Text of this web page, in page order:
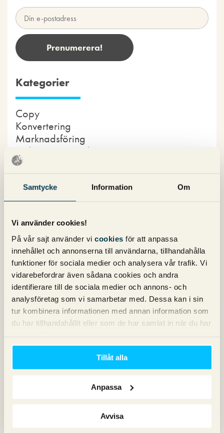
Samtycke Information Om
Vi använder cookies!
På vår sajt använder vi cookies för att anpassa
innehållet och annonserna till användarna, tillhandahålla
funktioner för sociala medier och analysera vår trafik. Vi
vidarebefordrar även sådana cookies och andra
identifierare till de sociala medier och annons- och
analysföretag som vi samarbetar med. Dessa kan i sin
tur kombinera informationen med annan information som
du har tillhandahållit eller som de har samlat in när du har
Tillåt alla
Anpassa
Avvisa
Kategorier
Copy
Konvertering
Marknadsföring
Nyheter om Pineberry
SEO
SEM
Sociala medier
Sökpodden
Våra böcker om SEO och Google Ads